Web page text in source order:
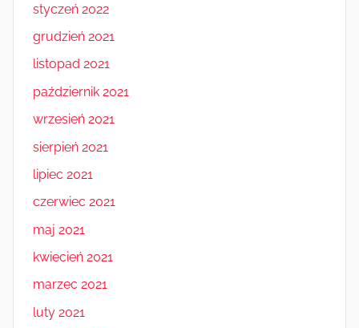
styczeń 2022
grudzień 2021
listopad 2021
październik 2021
wrzesień 2021
sierpień 2021
lipiec 2021
czerwiec 2021
maj 2021
kwiecień 2021
marzec 2021
luty 2021